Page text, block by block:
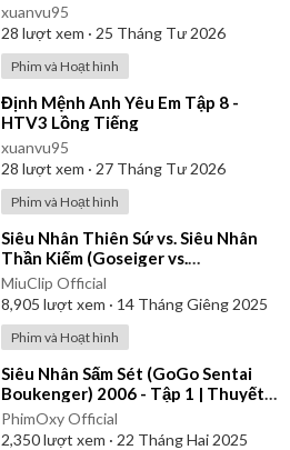
xuanvu95
28 lượt xem · 25 Tháng Tư 2026
Phim và Hoạt hình
⁣Định Mệnh Anh Yêu Em Tập 8 -
HTV3 Lồng Tiếng
xuanvu95
28 lượt xem · 27 Tháng Tư 2026
Phim và Hoạt hình
⁣Siêu Nhân Thiên Sứ vs. Siêu Nhân
Thần Kiếm (Goseiger vs.
Shinkenger) | Vietsub
MiuClip Official
8,905 lượt xem · 14 Tháng Giêng 2025
Phim và Hoạt hình
⁣Siêu Nhân Sấm Sét (GoGo Sentai
Boukenger) 2006 - Tập 1 | Thuyết
Minh
PhimOxy Official
2,350lượt xem · 22 Tháng Hai 2025